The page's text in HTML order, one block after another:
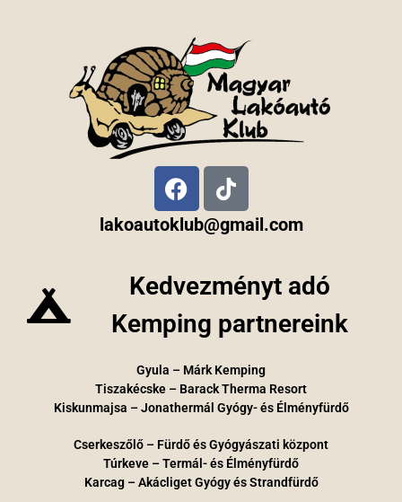
lakoautoklub@gmail.com
Kedvezményt adó
Kemping partnereink
Gyula – Márk Kemping
Tiszakécske – Barack Therma Resort
Kiskunmajsa – Jonathermál Gyógy- és Élményfürdő
Cserkeszőlő – Fürdő és Gyógyászati központ
Túrkeve – Termál- és Élményfürdő
Karcag – Akácliget Gyógy és Strandfürdő